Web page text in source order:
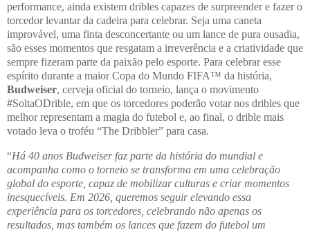
performance, ainda existem dribles capazes de surpreender e fazer o
torcedor levantar da cadeira para celebrar. Seja uma caneta
improvável, uma finta desconcertante ou um lance de pura ousadia,
são esses momentos que resgatam a irreverência e a criatividade que
sempre fizeram parte da paixão pelo esporte. Para celebrar esse
espírito durante a maior Copa do Mundo FIFA™ da história,
Budweiser, cerveja oficial do torneio, lança o movimento
#SoltaODrible, em que os torcedores poderão votar nos dribles que
melhor representam a magia do futebol e, ao final, o drible mais
votado leva o troféu “The Dribbler” para casa.
“Há 40 anos Budweiser faz parte da história do mundial e
acompanha como o torneio se transforma em uma celebração
global do esporte, capaz de mobilizar culturas e criar momentos
inesquecíveis. Em 2026, queremos seguir elevando essa
experiência para os torcedores, celebrando não apenas os
resultados, mas também os lances que fazem do futebol um